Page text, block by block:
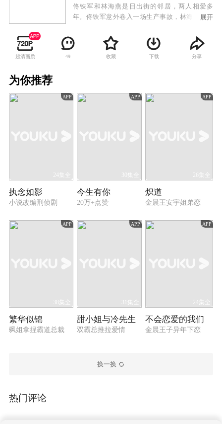
佟铁军和林海燕是日出街的邻居，两人相爱多
年。佟铁军意外卷入一场生产事故，林海燕为救
此改变。婚后不久，陈要武意外去世，林海燕含
辛茹苦肩负起家庭责任。她照顾着善良温和的佟
母姚玉玲，也照顾着性格张扬的陈母鲁大英，另
困境，善良正直的冯战梁作为朋友向她伸出援
展开
超清画质 49 收藏 下载 分享
为你推荐
APP
24集全
执念如影
小说改编刑侦剧
APP
30集全
今生有你
20万+点赞
APP
26集全
炽道
金晨王安宇姐弟恋
APP
38集全
繁华似锦
飒姐拿捏霸道总裁
APP
31集全
甜小姐与冷先生
双霸总推拉爱情
APP
24集全
不会恋爱的我们
金晨王子异年下恋
换一换
热门评论